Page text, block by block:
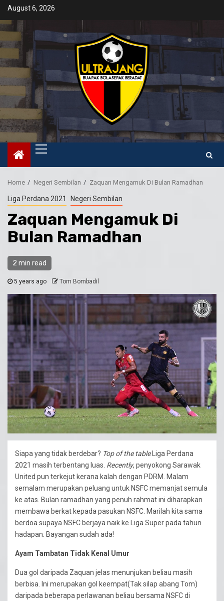
SkipAugust 6, 2026
Primary
Home Negeri Sembilan Zaquan Mengamuk Di Bulan Ramadhan
Liga Perdana 2021 Negeri Sembilan
Zaquan Mengamuk Di
Bulan Ramadhan
2 min read
5 years ago Tom Bombadil
Siapa yang tidak berdebar? Top of the tableLiga Perdana
2021 masih terbentang luas. Recently, penyokong Sarawak
United pun terkejut kerana kalah dengan PDRM. Malam
semalam merupakan peluang untuk NSFC memanjat semula
ke atas. Bulan ramadhan yang penuh rahmat ini diharapkan
membawa berkat kepada pasukan NSFC. Marilah kita sama
berdoa supaya NSFC berjaya naik ke Liga Super pada tahun
hadapan. Bayangan sudah ada!
Ayam Tambatan Tidak Kenal Umur
Dua gol daripada Zaquan jelas menunjukan beliau masih
berbisa. Ini merupakan gol keempat(Tak silap abang Tom)
daripada beberapa perlawanan beliau bersama NSFC di